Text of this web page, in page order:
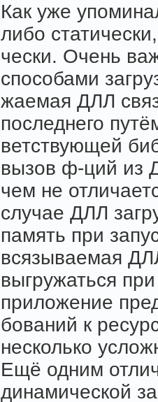
Как уже
либо
чески. Очень
способами
жаемая ДЛЛ
последнего
ветствующей
вызов ф-ций из
чем не
случае ДЛЛ
память при
всязываемая
выгружаться
приложение
бований к
несколько
Ещё одним
динамической